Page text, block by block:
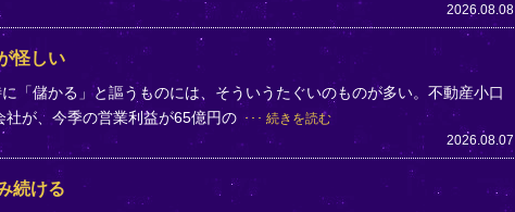
2026.08.08
怪しい
「儲かる」と謳うものには、そういうたぐいのものが多い。不動産小口
が、今季の営業利益が65億円の
続きを読む
2026.08.07
続ける